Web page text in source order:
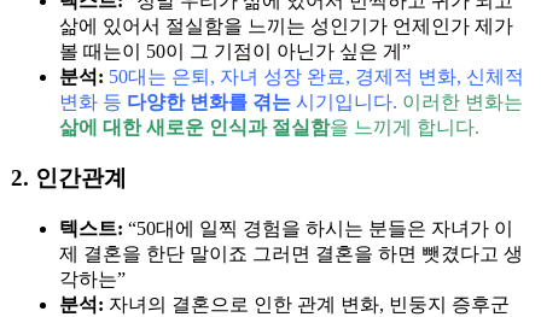
삶에 있어서 절실함을 느끼는 성인기가 언제인가 제가
볼 때는이 50이 그 기점이 아닌가 싶은 게”
분석: 50대는 은퇴, 자녀 성장 완료, 경제적 변화, 신체적
변화 등 다양한 변화를 겪는 시기입니다. 이러한 변화는
삶에 대한 새로운 인식과 절실함을 느끼게 합니다.
2. 인간관계
텍스트: “50대에 일찍 경험을 하시는 분들은 자녀가 이
제 결혼을 한단 말이죠 그러면 결혼을 하면 뺏겼다고 생
각하는”
분석: 자녀의 결혼으로 인한 관계 변화, 빈둥지 증후군